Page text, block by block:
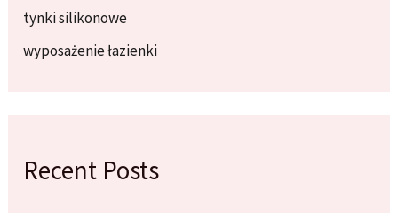
tynki silikonowe
wyposażenie łazienki
Recent Posts